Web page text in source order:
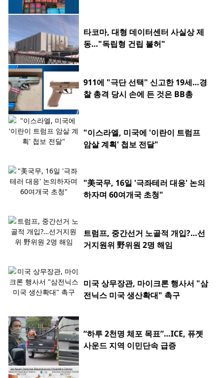
타코마, 대형 데이터센터 사실상 제
동…"독립형 건립 불허"
911에 "극단 선택" 신고한 19세…경
찰 총격 당시 손에 든 것은 BB총
"이스라엘, 미국에 '이란이 트럼프
암살 계획' 첩보 전달"
"美국무, 16일 '극좌테러 대응' 논의
하자며 60여개국 초청"
트럼프, 중간선거 노골적 개입?…선
거지원위 野위원 2명 해임
미국 상무장관, 마이크론 행사서 "삼
전닉스 미국 생산확대" 촉구
“하루 2천명 체포 목표”…ICE, 퓨젯
사운드 지역 이민단속 급증